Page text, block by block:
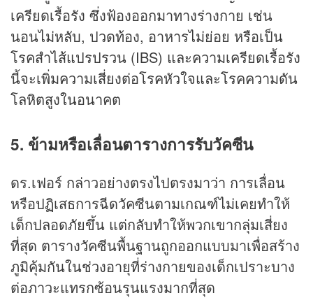
เครียดเรื้อรัง ซึ่งฟ้องออกมาทางร่างกาย เช่น
นอนไม่หลับ, ปวดท้อง, อาหารไม่ย่อย หรือเป็น
โรคสำไส้แปรปรวน (IBS) และความเครียดเรื้อรัง
นี้จะเพิ่มความเสี่ยงต่อโรคหัวใจและโรคความดัน
โลหิตสูงในอนาคต
5. ข้ามหรือเลื่อนตารางการรับวัคซีน
ดร.เฟอร์ กล่าวอย่างตรงไปตรงมาว่า การเลื่อน
หรือปฏิเสธการฉีดวัคซีนตามเกณฑ์ไม่เคยทำให้
เด็กปลอดภัยขึ้น แต่กลับทำให้พวกเขากลุ่มเสี่ยง
ที่สุด ตารางวัคซีนพื้นฐานถูกออกแบบมาเพื่อสร้าง
ภูมิคุ้มกันในช่วงอายุที่ร่างกายของเด็กเปราะบาง
ต่อภาวะแทรกซ้อนรุนแรงมากที่สุด